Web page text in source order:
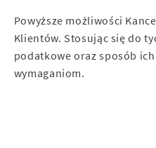
Powyższe możliwości
Klientów. Stosując się do
podatkowe oraz sposób
wymaganiom.